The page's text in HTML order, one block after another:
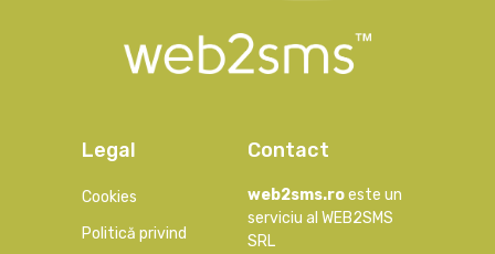
Legal
Cookies
Politică privind
Contact
web2sms.roeste un
serviciu al WEB2SMS
SRL